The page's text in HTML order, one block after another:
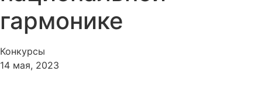
гармонике
Конкурсы
14 мая, 2023